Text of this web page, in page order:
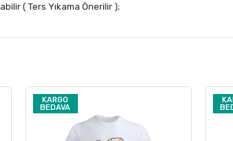
( Ters Yıkama Önerilir );
KARGO
BEDAVA